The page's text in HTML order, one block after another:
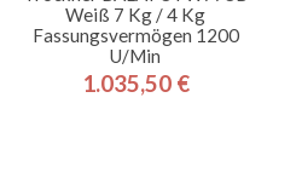
Weiß 7 Kg / 4 Kg
Fassungsvermögen 1200
U/min
Preis
1.035,50 €